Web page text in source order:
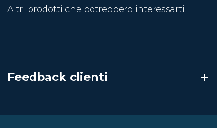
Altri prodotti che potrebbero interessarti
Feedback clienti